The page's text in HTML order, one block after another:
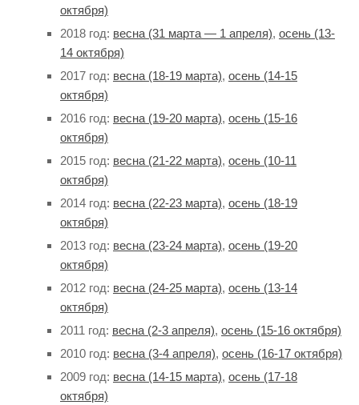
октября)
2018 год: весна (31 марта — 1 апреля), осень (13-
14 октября)
2017 год: весна (18-19 марта), осень (14-15
октября)
2016 год: весна (19-20 марта), осень (15-16
октября)
2015 год: весна (21-22 марта), осень (10-11
октября)
2014 год: весна (22-23 марта), осень (18-19
октября)
2013 год: весна (23-24 марта), осень (19-20
октября)
2012 год: весна (24-25 марта), осень (13-14
октября)
2011 год: весна (2-3 апреля), осень (15-16 октября)
2010 год: весна (3-4 апреля), осень (16-17 октября)
2009 год: весна (14-15 марта), осень (17-18
октября)